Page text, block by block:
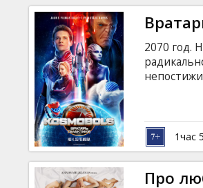
Подарки
Кинозакуски
B2B
Клуб
2070 год.
большом
русском
1час
Про